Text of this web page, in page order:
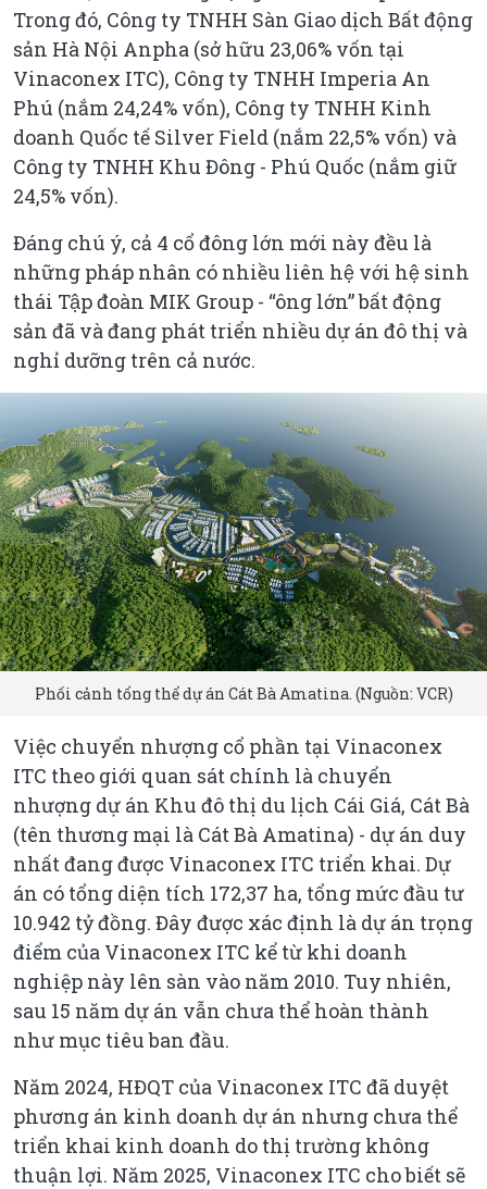
Trong đó, Công ty TNHH Sàn Giao dịch Bất động
sản Hà Nội Anpha (sở hữu 23,06% vốn tại
Vinaconex ITC), Công ty TNHH Imperia An
Phú (nắm 24,24% vốn), Công ty TNHH Kinh
doanh Quốc tế Silver Field (nắm 22,5% vốn) và
Công ty TNHH Khu Đông - Phú Quốc (nắm giữ
24,5% vốn).
Đáng chú ý, cả 4 cổ đông lớn mới này đều là
những pháp nhân có nhiều liên hệ với hệ sinh
thái Tập đoàn MIK Group - “ông lớn” bất động
sản đã và đang phát triển nhiều dự án đô thị và
nghỉ dưỡng trên cả nước.
Phối cảnh tổng thể dự án Cát Bà Amatina. (Nguồn: VCR)
Việc chuyển nhượng cổ phần tại Vinaconex
ITC theo giới quan sát chính là chuyển
nhượng dự án Khu đô thị du lịch Cái Giá, Cát Bà
(tên thương mại là Cát Bà Amatina) - dự án duy
nhất đang được Vinaconex ITC triển khai. Dự
án có tổng diện tích 172,37 ha, tổng mức đầu tư
10.942 tỷ đồng. Đây được xác định là dự án trọng
điểm của Vinaconex ITC kể từ khi doanh
nghiệp này lên sàn vào năm 2010. Tuy nhiên,
sau 15 năm dự án vẫn chưa thể hoàn thành
như mục tiêu ban đầu.
Năm 2024, HĐQT của Vinaconex ITC đã duyệt
phương án kinh doanh dự án nhưng chưa thể
triển khai kinh doanh do thị trường không
thuận lợi. Năm 2025, Vinaconex ITC cho biết sẽ